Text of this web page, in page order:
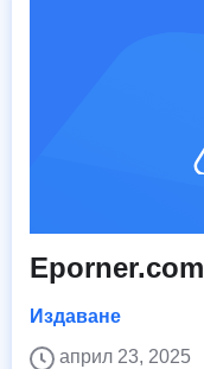
Eporner.com
Издаване
април 23, 2025